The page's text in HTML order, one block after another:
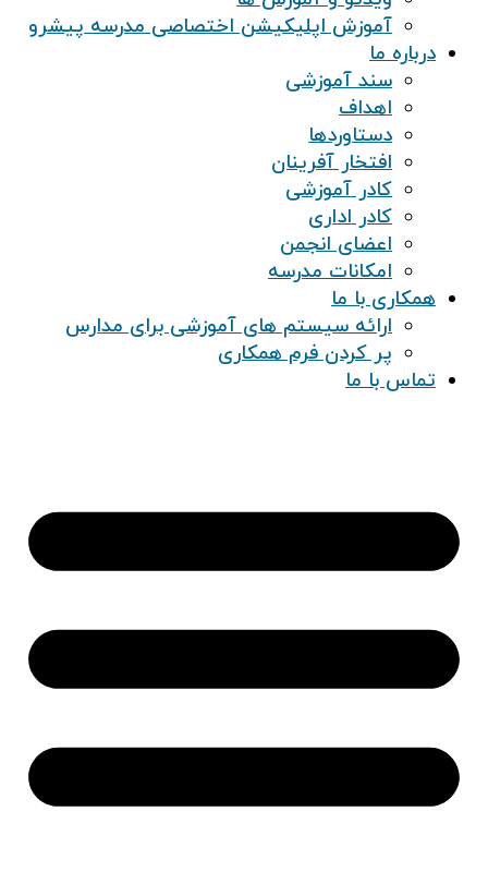
آموزش اپلیکیشن اختصاصی مدرسه پیشرو
درباره ما
سند آموزشی
اهداف
دستاوردها
افتخار آفرینان
کادر آموزشی
کادر اداری
اعضای انجمن
امکانات مدرسه
همکاری با ما
ارائه سیستم های آموزشی برای مدارس
پر کردن فرم همکاری
تماس با ما